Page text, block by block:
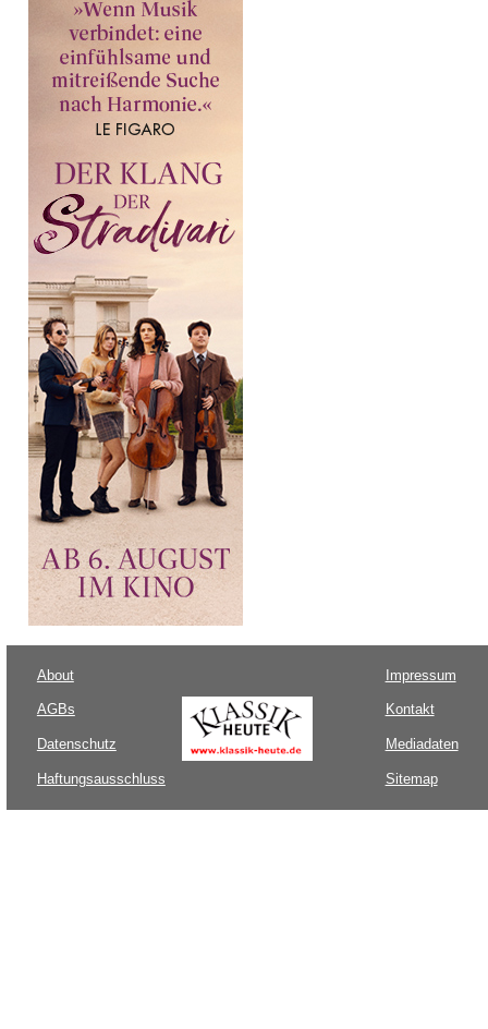
About
AGBs
Datenschutz
Haftungsausschluss
Impressum
Kontakt
Mediadaten
Sitemap